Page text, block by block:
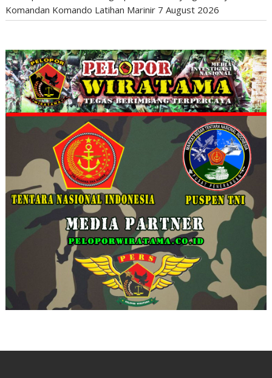
Komandan Komando Latihan Marinir 7 August 2026